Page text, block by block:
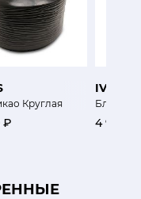
16 смКруглая
₽
IVV
Блюдо
4 900 ₽